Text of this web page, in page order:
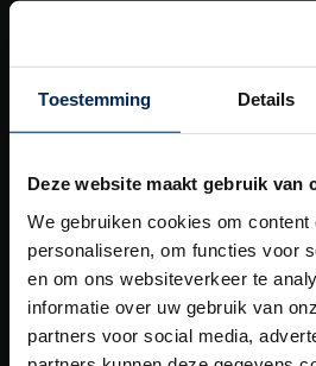
Toestemming Details
Deze website maakt gebruik van
We gebruiken cookies om content
personaliseren, om functies voor
en om ons websiteverkeer te
informatie over uw gebruik van
partners voor social media,
Building Automation
Protection solaire
Revêtement de façade
Ventilation